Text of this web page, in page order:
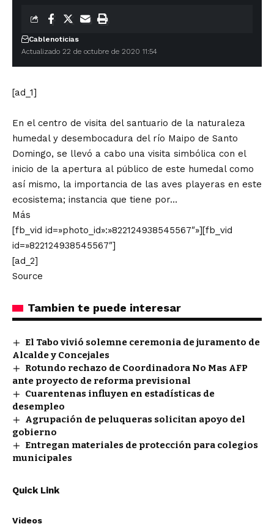
Actualizado 22 de octubre de 2020 11:54
Cablenoticias
[ad_1]
En el centro de visita del santuario de la naturaleza
humedal y desembocadura del río Maipo de Santo
Domingo, se llevó a cabo una visita simbólica con el
inicio de la apertura al público de este humedal como
así mismo, la importancia de las aves playeras en este
ecosistema; instancia que tiene por…
Más
[fb_vid id=»photo_id»:»822124938545567″»][fb_vid
id=»822124938545567″]
[ad_2]
Source
Tambien te puede interesar
El Tabo vivió solemne ceremonia de juramento de
Alcalde y Concejales
Rotundo rechazo de Coordinadora No Mas AFP
ante proyecto de reforma previsional
Cuarentenas influyen en estadísticas de
desempleo
Agrupación de peluqueras solicitan apoyo del
gobierno
Entregan materiales de protección para colegios
municipales
Quick Link
Videos